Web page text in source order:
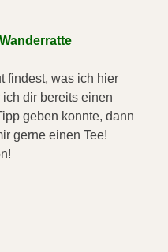
findest, was ich hier
ich dir bereits einen
geben konnte, dann
gerne einen Tee!